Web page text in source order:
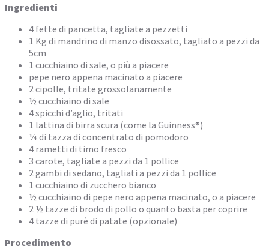
Ingredienti
4 fette di pancetta, tagliate a pezzetti
1 Kg di mandrino di manzo disossato, tagliato a pezzi da
5cm
1 cucchiaino di sale, o più a piacere
pepe nero appena macinato a piacere
2 cipolle, tritate grossolanamente
½ cucchiaino di sale
4 spicchi d’aglio, tritati
1 lattina di birra scura (come la Guinness®)
¼ di tazza di concentrato di pomodoro
4 rametti di timo fresco
3 carote, tagliate a pezzi da 1 pollice
2 gambi di sedano, tagliati a pezzi da 1 pollice
1 cucchiaino di zucchero bianco
½ cucchiaino di pepe nero appena macinato, o a piacere
2 ½ tazze di brodo di pollo o quanto basta per coprire
4 tazze di purè di patate (opzionale)
Procedimento